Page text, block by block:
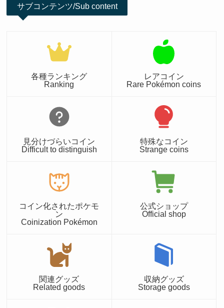
サブコンテンツ/Sub content
各種ランキング
Ranking
レアコイン
Rare Pokémon coins
見分けづらいコイン
Difficult to distinguish
特殊なコイン
Strange coins
コイン化されたポケモ
ン
Coinization Pokémon
公式ショップ
Official shop
関連グッズ
Related goods
収納グッズ
Storage goods